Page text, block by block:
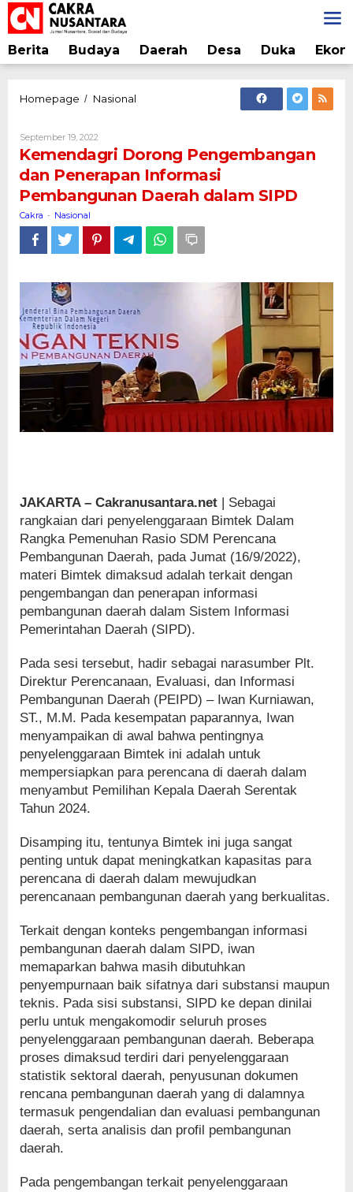
Lewati
ke
konten
Berita Budaya Daerah Desa Duka
Homepage / Nasional
Penerapan
Informasi
Pembangunan
dalam
SIPD
September 19, 2022
Cakra
Kemendagri Dorong Pengembangan
dan Penerapan Informasi
Pembangunan Daerah dalam SIPD
Cakra - Nasional
JAKARTA – Cakranusantara.net | Sebagai
rangkaian dari penyelenggaraan Bimtek Dalam
Rangka Pemenuhan Rasio SDM Perencana
Pembangunan Daerah, pada Jumat (16/9/2022),
materi Bimtek dimaksud adalah terkait dengan
pengembangan dan penerapan informasi
pembangunan daerah dalam Sistem Informasi
Pemerintahan Daerah (SIPD).
Pada sesi tersebut, hadir sebagai narasumber Plt.
Direktur Perencanaan, Evaluasi, dan Informasi
Pembangunan Daerah (PEIPD) – Iwan Kurniawan,
ST., M.M. Pada kesempatan paparannya, Iwan
menyampaikan di awal bahwa pentingnya
penyelenggaraan Bimtek ini adalah untuk
mempersiapkan para perencana di daerah dalam
menyambut Pemilihan Kepala Daerah Serentak
Tahun 2024.
Disamping itu, tentunya Bimtek ini juga sangat
penting untuk dapat meningkatkan kapasitas para
perencana di daerah dalam mewujudkan
perencanaan pembangunan daerah yang berkualitas.
Terkait dengan konteks pengembangan informasi
pembangunan daerah dalam SIPD, iwan
memaparkan bahwa masih dibutuhkan
penyempurnaan baik sifatnya dari substansi maupun
teknis. Pada sisi substansi, SIPD ke depan dinilai
perlu untuk mengakomodir seluruh proses
penyelenggaraan pembangunan daerah. Beberapa
proses dimaksud terdiri dari penyelenggaraan
statistik sektoral daerah, penyusunan dokumen
rencana pembangunan daerah yang di dalamnya
termasuk pengendalian dan evaluasi pembangunan
daerah, serta analisis dan profil pembangunan
daerah.
Pada pengembangan terkait penyelenggaraan